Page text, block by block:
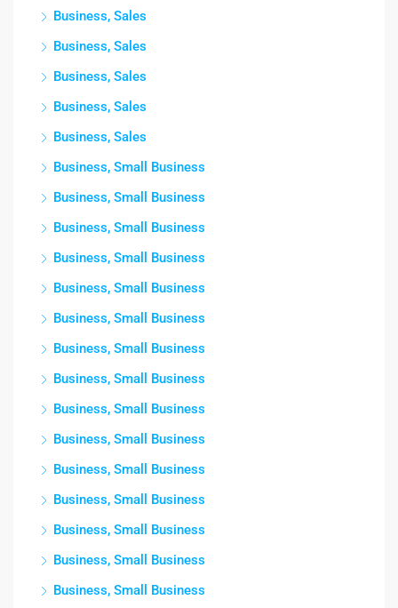
Business, Sales
Business, Sales
Business, Sales
Business, Sales
Business, Sales
Business, Small Business
Business, Small Business
Business, Small Business
Business, Small Business
Business, Small Business
Business, Small Business
Business, Small Business
Business, Small Business
Business, Small Business
Business, Small Business
Business, Small Business
Business, Small Business
Business, Small Business
Business, Small Business
Business, Small Business